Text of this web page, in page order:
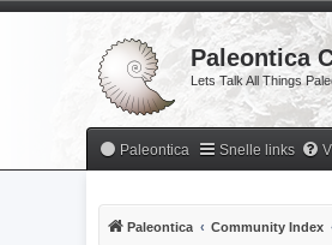
Paleontica
Lets Talk All Things
Paleontica Snelle links
Paleontica Community Index